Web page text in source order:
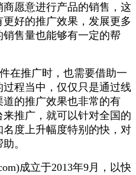
愿意进行产品的销售，这
好的推广效果，发展更多
售量也能够有一定的帮
在推广时，也需要借助一
程当中，仅仅只是通过线
的推广效果也非常的有
推广，就可以针对全国的
度上升幅度特别的快，对
。
成立于2013年9月，以快